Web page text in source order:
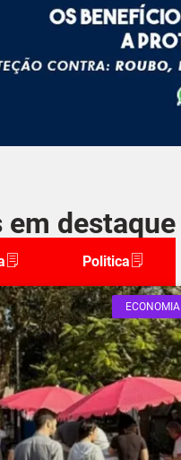
em destaque
Politica
ECONOMIA